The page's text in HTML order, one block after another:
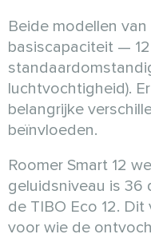
Beide modellen
basiscapaciteit —
luchtvochtigheid).
belangrijke
beïnvloeden.
Roomer Smart 12
geluidsniveau is 36
de TIBO Eco 12.
voor wie de